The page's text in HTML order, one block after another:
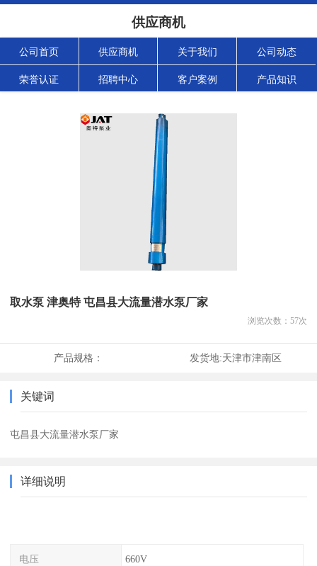
供应商机
公司首页 供应商机 关于我们 公司动态
荣誉认证 招聘中心 客户案例 产品知识
取水泵 津奥特 屯昌县大流量潜水泵厂家
浏览次数： 57次
产品规格： 发货地:天津市津南区
关键词
屯昌县大流量潜水泵厂家
详细说明
电压 660V